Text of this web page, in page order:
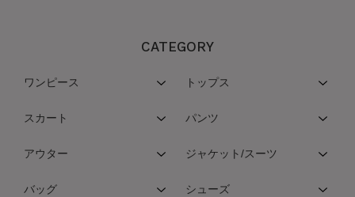
CATEGORY
ワンピース トップス
スカート パンツ
アウター ジャケット/スーツ
バッグ シューズ